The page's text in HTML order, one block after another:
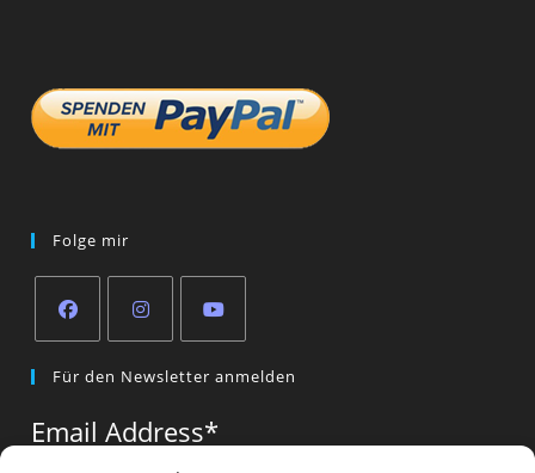
Folge mir
in
new
in
new
in
new
Für den Newsletter anmelden
Email Address*